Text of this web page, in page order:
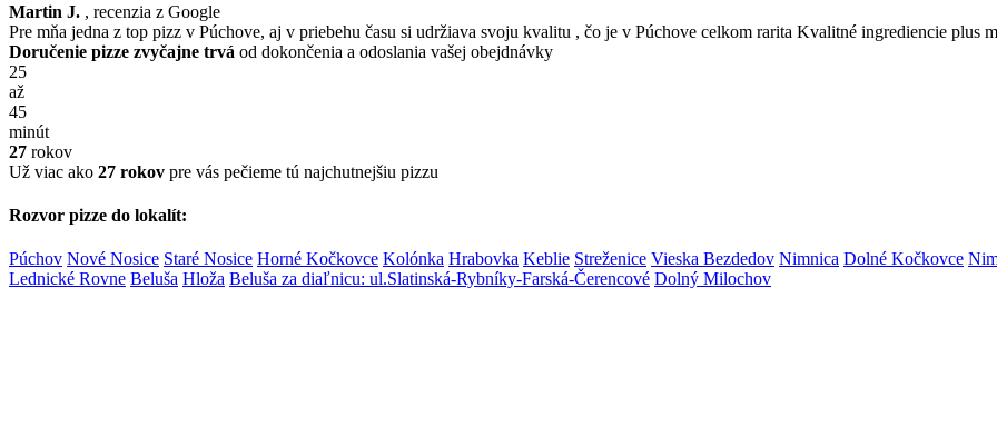
Martin J. , recenzia z Google
Pre mňa jedna z top pizz v Púchove, aj v priebehu času si udržiava svoju kvalitu , čo je v Púchove celkom rarita Kvalitné ingrediencie plus
Doručenie pizze zvyčajne trvá od dokončenia a odoslania vašej obejdnávky
25
až
45
minút
27 rokov
Už viac ako 27 rokov pre vás pečieme tú najchutnejšiu pizzu
Rozvor pizze do lokalít:
Púchov Nové Nosice Staré Nosice Horné Kočkovce Kolónka Hrabovka Keblie Streženice Vieska Bezdedov Nimnica Dolné Kočkovce
Lednické Rovne Beluša Hloža Beluša za diaľnicu: ul.Slatinská-Rybníky-Farská-Čerencové Dolný Milochov